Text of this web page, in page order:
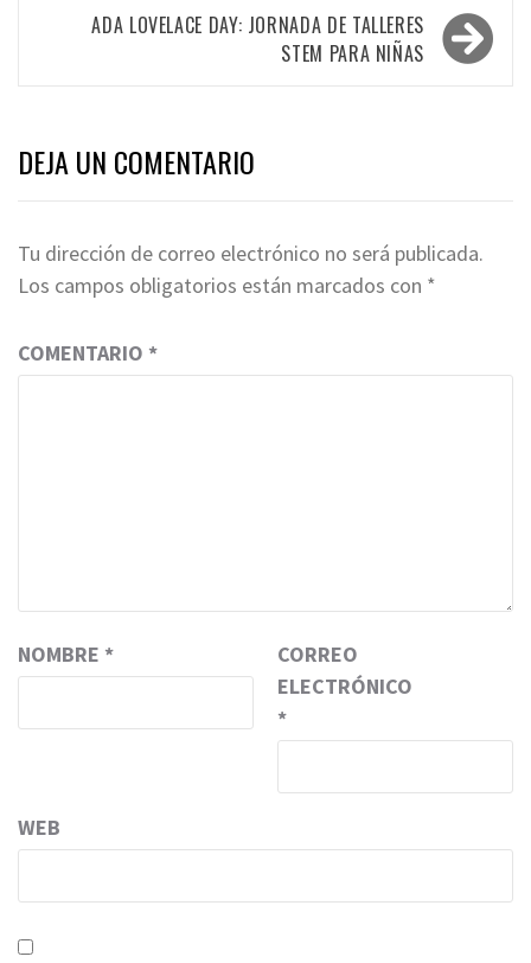
ADA LOVELACE DAY: JORNADA DE TALLERES
STEM PARA NIÑAS
DEJA UN COMENTARIO
Tu dirección de correo electrónico no será publicada.
Los campos obligatorios están marcados con *
COMENTARIO *
NOMBRE *
CORREO
ELECTRÓNICO
*
WEB